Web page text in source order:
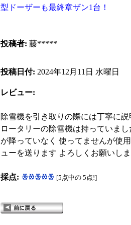
型ドーザーも最終章ザン1台！
投稿者: 藤*****
投稿日付: 2024年12月11日 水曜日
レビュー:
除雪機を引き取りの際には丁寧に
ロータリーの除雪機は持っていま
が降っていなく 使ってませんが使
ューを送ります よろしくお願いし
採点: [5点中の 5点!]